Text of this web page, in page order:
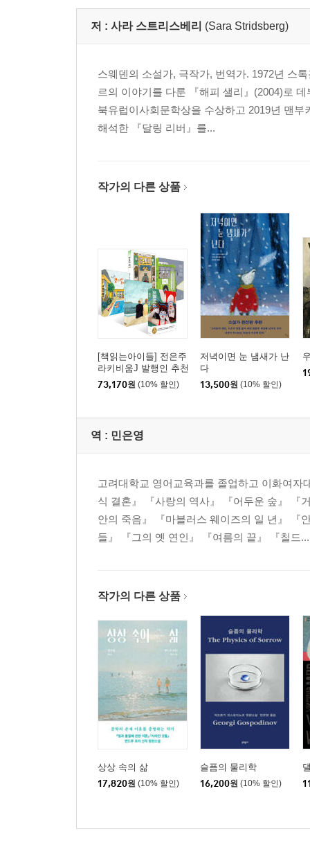
저 : 사라 스트리스베리 (Sara Stridsberg)
스웨덴의 소설가, 극작가, 번역가. 1972년 스
르의 이야기를 다룬 『해피 샐리』(2004)로
북유럽이사회문학상을 수상하고 2019년 맨
해석한 『달링 리버』를...
작가의 다른 상품
[책읽는아이들] 전은주
라키비움J 발행인 추천
초등 5~6학년 세트
73,170원 (10% 할인)
저녁이면 눈 냄새가 난
다
13,500원 (10% 할인)
역 : 민은영
고려대학교 영어교육과를 졸업하고 이화여
식 결혼』 『사랑의 역사』 『어두운 숲』 『
안의 죽음』 『마블러스 웨이즈의 일 년』 『
들』 『그의 옛 연인』 『여름의 끝』 『칠드...
작가의 다른 상품
상상 속의 삶
17,820원 (10% 할인)
슬픔의 물리학
16,200원 (10% 할인)